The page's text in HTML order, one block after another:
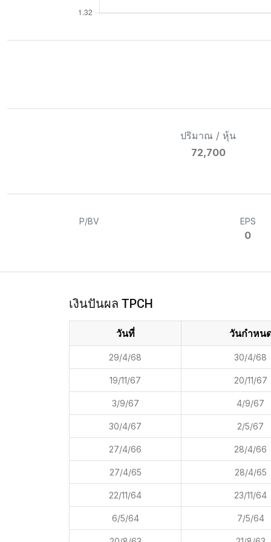
ปริมาณ / หุ้น
72,700
P/BV EPS
0
เงินปันผล TPCH
วันที่ วันกำหน
29/4/68 30/4/68
19/11/67 20/11/67
3/9/67 4/9/67
30/4/67 2/5/67
27/4/66 28/4/66
27/4/65 28/4/65
22/11/64 23/11/64
6/5/64 7/5/64